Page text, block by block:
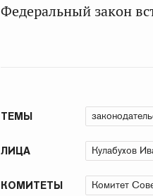
Федеральный закон
ТЕМЫ
ЛИЦА Кулабухов
КОМИТЕТЫ Комитет